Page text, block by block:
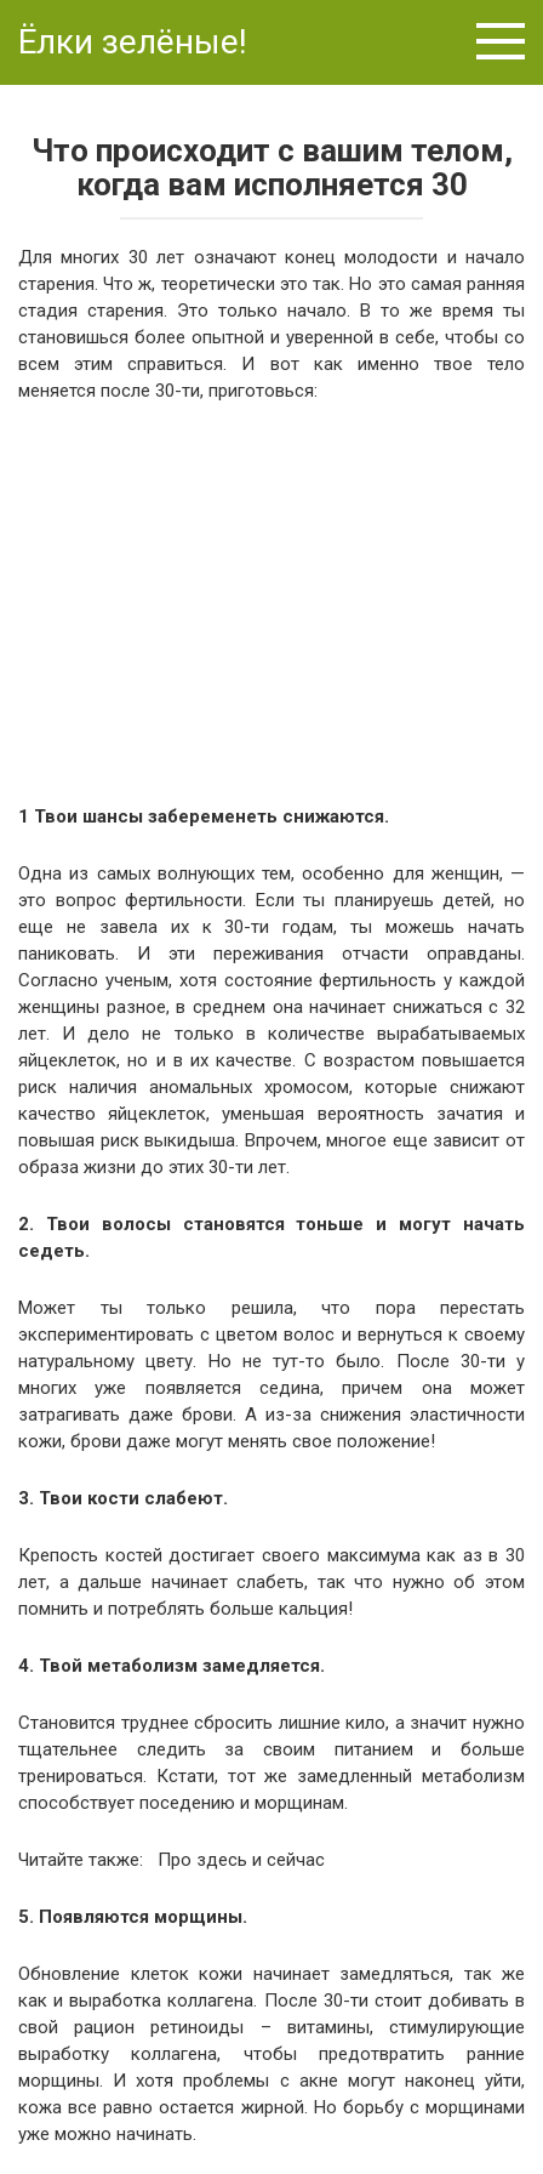
Ёлки зелёные!
Что происходит с вашим телом,
когда вам исполняется 30
Для многих 30 лет означают конец молодости и начало
старения. Что ж, теоретически это так. Но это самая ранняя
стадия старения. Это только начало. В то же время ты
становишься более опытной и уверенной в себе, чтобы со
всем этим справиться. И вот как именно твое тело
меняется после 30-ти, приготовься:
1 Твои шансы забеременеть снижаются.
Одна из самых волнующих тем, особенно для женщин, —
это вопрос фертильности. Если ты планируешь детей, но
еще не завела их к 30-ти годам, ты можешь начать
паниковать. И эти переживания отчасти оправданы.
Согласно ученым, хотя состояние фертильность у каждой
женщины разное, в среднем она начинает снижаться с 32
лет. И дело не только в количестве вырабатываемых
яйцеклеток, но и в их качестве. С возрастом повышается
риск наличия аномальных хромосом, которые снижают
качество яйцеклеток, уменьшая вероятность зачатия и
повышая риск выкидыша. Впрочем, многое еще зависит от
образа жизни до этих 30-ти лет.
2. Твои волосы становятся тоньше и могут начать
седеть.
Может ты только решила, что пора перестать
экспериментировать с цветом волос и вернуться к своему
натуральному цвету. Но не тут-то было. После 30-ти у
многих уже появляется седина, причем она может
затрагивать даже брови. А из-за снижения эластичности
кожи, брови даже могут менять свое положение!
3. Твои кости слабеют.
Крепость костей достигает своего максимума как аз в 30
лет, а дальше начинает слабеть, так что нужно об этом
помнить и потреблять больше кальция!
4. Твой метаболизм замедляется.
Становится труднее сбросить лишние кило, а значит нужно
тщательнее следить за своим питанием и больше
тренироваться. Кстати, тот же замедленный метаболизм
способствует поседению и морщинам.
Читайте также: Про здесь и сейчас
5. Появляются морщины.
Обновление клеток кожи начинает замедляться, так же
как и выработка коллагена. После 30-ти стоит добивать в
свой рацион ретиноиды – витамины, стимулирующие
выработку коллагена, чтобы предотвратить ранние
морщины. И хотя проблемы с акне могут наконец уйти,
кожа все равно остается жирной. Но борьбу с морщинами
уже можно начинать.